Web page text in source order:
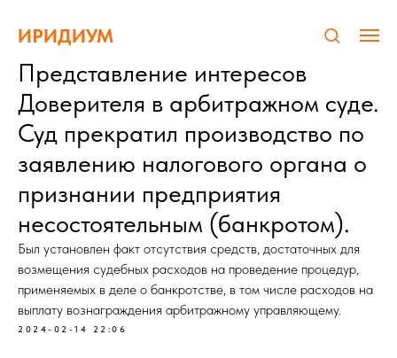
ИРИДИУМ
Представление интересов
Доверителя в арбитражном суде.
Суд прекратил производство по
заявлению налогового органа о
признании предприятия
несостоятельным (банкротом).
Был установлен факт отсутствия средств, достаточных для
возмещения судебных расходов на проведение процедур,
применяемых в деле о банкротстве, в том числе расходов на
выплату вознаграждения арбитражному управляющему.
2024-02-14 22:06